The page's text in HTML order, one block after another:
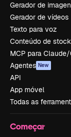
Gerador de
Gerador de vídeos
Texto para voz
Conteúdo de stock
MCP para Claude/
Agentes New
API
App móvel
Todas as
Começar